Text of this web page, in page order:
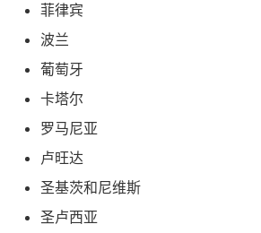
菲律宾
波兰
葡萄牙
卡塔尔
罗马尼亚
卢旺达
圣基茨和尼维斯
圣卢西亚